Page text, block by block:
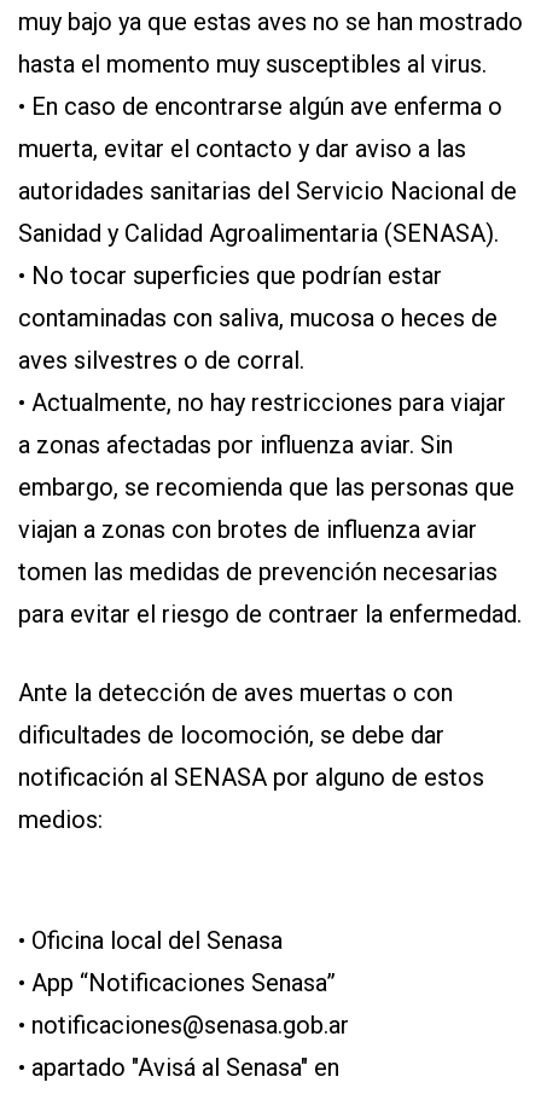
muy bajo ya que estas aves no se han mostrado
hasta el momento muy susceptibles al virus.
• En caso de encontrarse algún ave enferma o
muerta, evitar el contacto y dar aviso a las
autoridades sanitarias del Servicio Nacional de
Sanidad y Calidad Agroalimentaria (SENASA).
• No tocar superficies que podrían estar
contaminadas con saliva, mucosa o heces de
aves silvestres o de corral.
• Actualmente, no hay restricciones para viajar
a zonas afectadas por influenza aviar. Sin
embargo, se recomienda que las personas que
viajan a zonas con brotes de influenza aviar
tomen las medidas de prevención necesarias
para evitar el riesgo de contraer la enfermedad.
Ante la detección de aves muertas o con
dificultades de locomoción, se debe dar
notificación al SENASA por alguno de estos
medios:
• Oficina local del Senasa
• App “Notificaciones Senasa”
• notificaciones@senasa.gob.ar
• apartado "Avisá al Senasa" en